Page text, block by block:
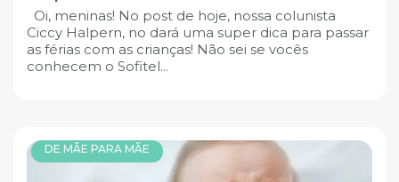
Oi, meninas! No post de hoje, nossa colunista
Ciccy Halpern, no dará uma super dica para passar
as férias com as crianças! Não sei se vocês
conhecem o Sofitel...
DE MÃE PARA MÃE